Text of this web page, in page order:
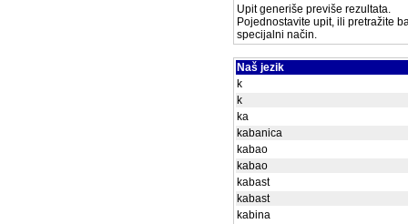
Upit generiše previše rezultata.
Pojednostavite upit, ili pretražite
specijalni način.
Naš jezik
k
k
ka
kabanica
kabao
kabao
kabast
kabast
kabina